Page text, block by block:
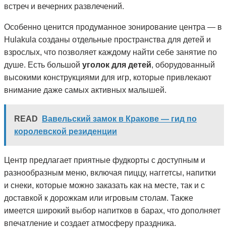
встреч и вечерних развлечений.
Особенно ценится продуманное зонирование центра — в
Hulakula созданы отдельные пространства для детей и
взрослых, что позволяет каждому найти себе занятие по
душе. Есть большой уголок для детей, оборудованный
высокими конструкциями для игр, которые привлекают
внимание даже самых активных малышей.
READ
Вавельский замок в Кракове — гид по
королевской резиденции
Центр предлагает приятные фудкорты с доступным и
разнообразным меню, включая пиццу, наггетсы, напитки
и снеки, которые можно заказать как на месте, так и с
доставкой к дорожкам или игровым столам. Также
имеется широкий выбор напитков в барах, что дополняет
впечатление и создает атмосферу праздника.